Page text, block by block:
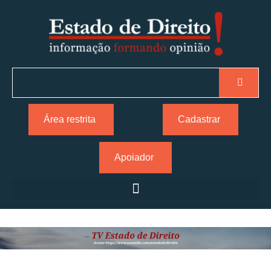
Área restrita Cadastrar
Apoiador